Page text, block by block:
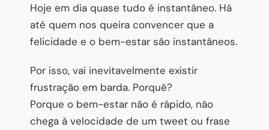
Hoje em dia quase tudo é instantâneo. Há
até quem nos queira convencer que a
felicidade e o bem-estar são instantâneos.
Por isso, vai inevitavelmente existir
frustração em barda. Porquê?
Porque o bem-estar não é rápido, não
chega à velocidade de um tweet ou frase